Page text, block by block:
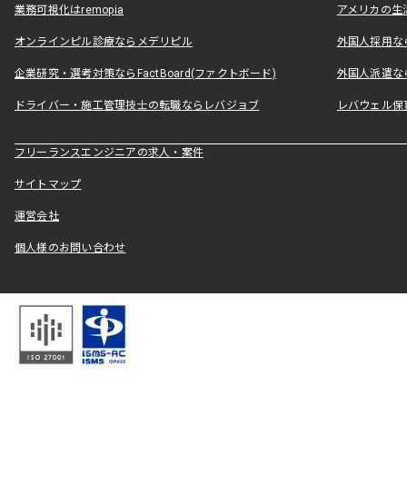
業務可視化はremopia アメリカの
オンラインピル診療ならメデリピル 外国人採用
企業研究・選考対策ならFactBoard(ファクトボード) 外国人派遣な
ドライバー・施工管理技士の転職ならレバジョブ レバウェル
フリーランスエンジニアの求人・案件
サイトマップ
運営会社
個人様のお問い合わせ